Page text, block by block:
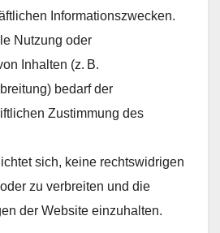
Informationszwecken.
Nutzung oder
Inhalten (z. B.
bedarf der
Zustimmung des
sich, keine rechtswidrigen
zu verbreiten und die
der Website einzuhalten.